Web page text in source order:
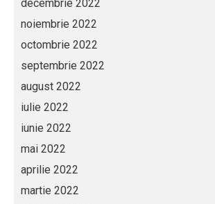
decembrie 2022
noiembrie 2022
octombrie 2022
septembrie 2022
august 2022
iulie 2022
iunie 2022
mai 2022
aprilie 2022
martie 2022